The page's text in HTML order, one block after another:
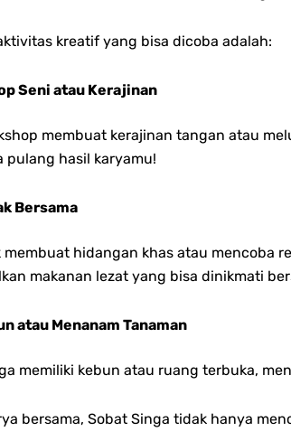
kreatif yang bisa dicoba adalah:
Seni atau Kerajinan
membuat kerajinan tangan atau
pulang hasil karyamu!
Bersama
membuat hidangan khas atau mencoba
makanan lezat yang bisa dinikmati
atau Menanam Tanaman
memiliki kebun atau ruang terbuka,
bersama, Sobat Singa tidak hanya